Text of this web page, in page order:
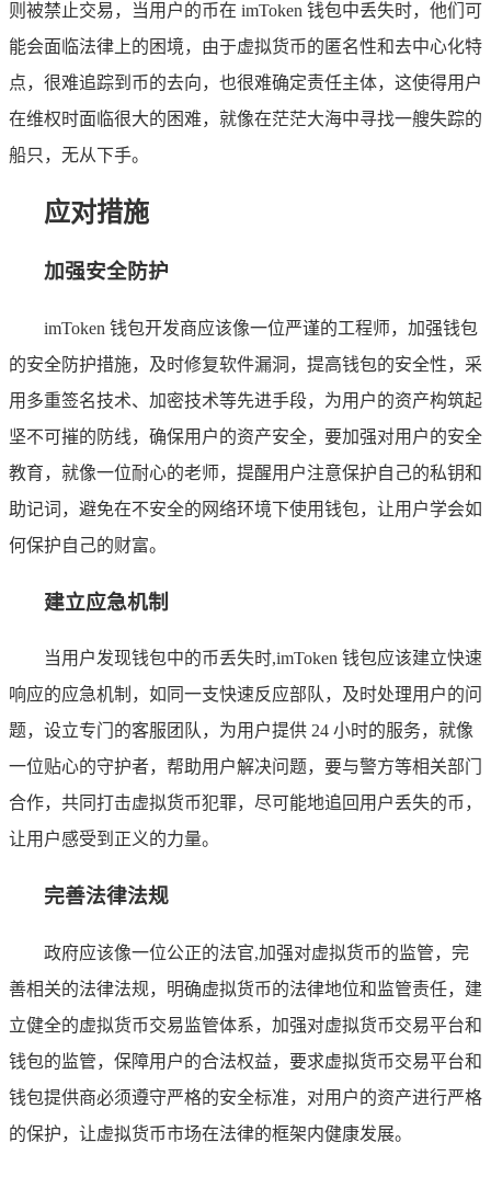
则被禁止交易，当用户的币在 imToken 钱包中丢失时，他们可
能会面临法律上的困境，由于虚拟货币的匿名性和去中心化特
点，很难追踪到币的去向，也很难确定责任主体，这使得用户
在维权时面临很大的困难，就像在茫茫大海中寻找一艘失踪的
船只，无从下手。
应对措施
加强安全防护
imToken 钱包开发商应该像一位严谨的工程师，加强钱包
的安全防护措施，及时修复软件漏洞，提高钱包的安全性，采
用多重签名技术、加密技术等先进手段，为用户的资产构筑起
坚不可摧的防线，确保用户的资产安全，要加强对用户的安全
教育，就像一位耐心的老师，提醒用户注意保护自己的私钥和
助记词，避免在不安全的网络环境下使用钱包，让用户学会如
何保护自己的财富。
建立应急机制
当用户发现钱包中的币丢失时,imToken 钱包应该建立快速
响应的应急机制，如同一支快速反应部队，及时处理用户的问
题，设立专门的客服团队，为用户提供 24 小时的服务，就像
一位贴心的守护者，帮助用户解决问题，要与警方等相关部门
合作，共同打击虚拟货币犯罪，尽可能地追回用户丢失的币，
让用户感受到正义的力量。
完善法律法规
政府应该像一位公正的法官,加强对虚拟货币的监管，完
善相关的法律法规，明确虚拟货币的法律地位和监管责任，建
立健全的虚拟货币交易监管体系，加强对虚拟货币交易平台和
钱包的监管，保障用户的合法权益，要求虚拟货币交易平台和
钱包提供商必须遵守严格的安全标准，对用户的资产进行严格
的保护，让虚拟货币市场在法律的框架内健康发展。